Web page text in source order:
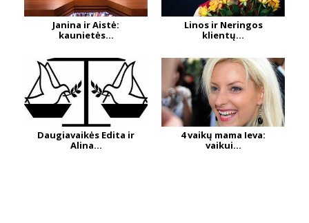
Janina ir Aistė:
kaunietės...
Linos ir Neringos
klientų...
Daugiavaikės Edita ir
Alina...
4 vaikų mama Ieva:
vaikui...